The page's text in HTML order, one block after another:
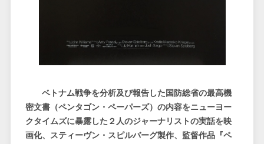
ベトナム戦争を分析及び報告した国防総省の最高機
密文書（ペンタゴン・ペーパーズ）の内容をニューヨー
クタイムズに暴露した２人のジャーナリストの実話を映
画化、スティーヴン・スピルバーグ製作、監督作品『ペ